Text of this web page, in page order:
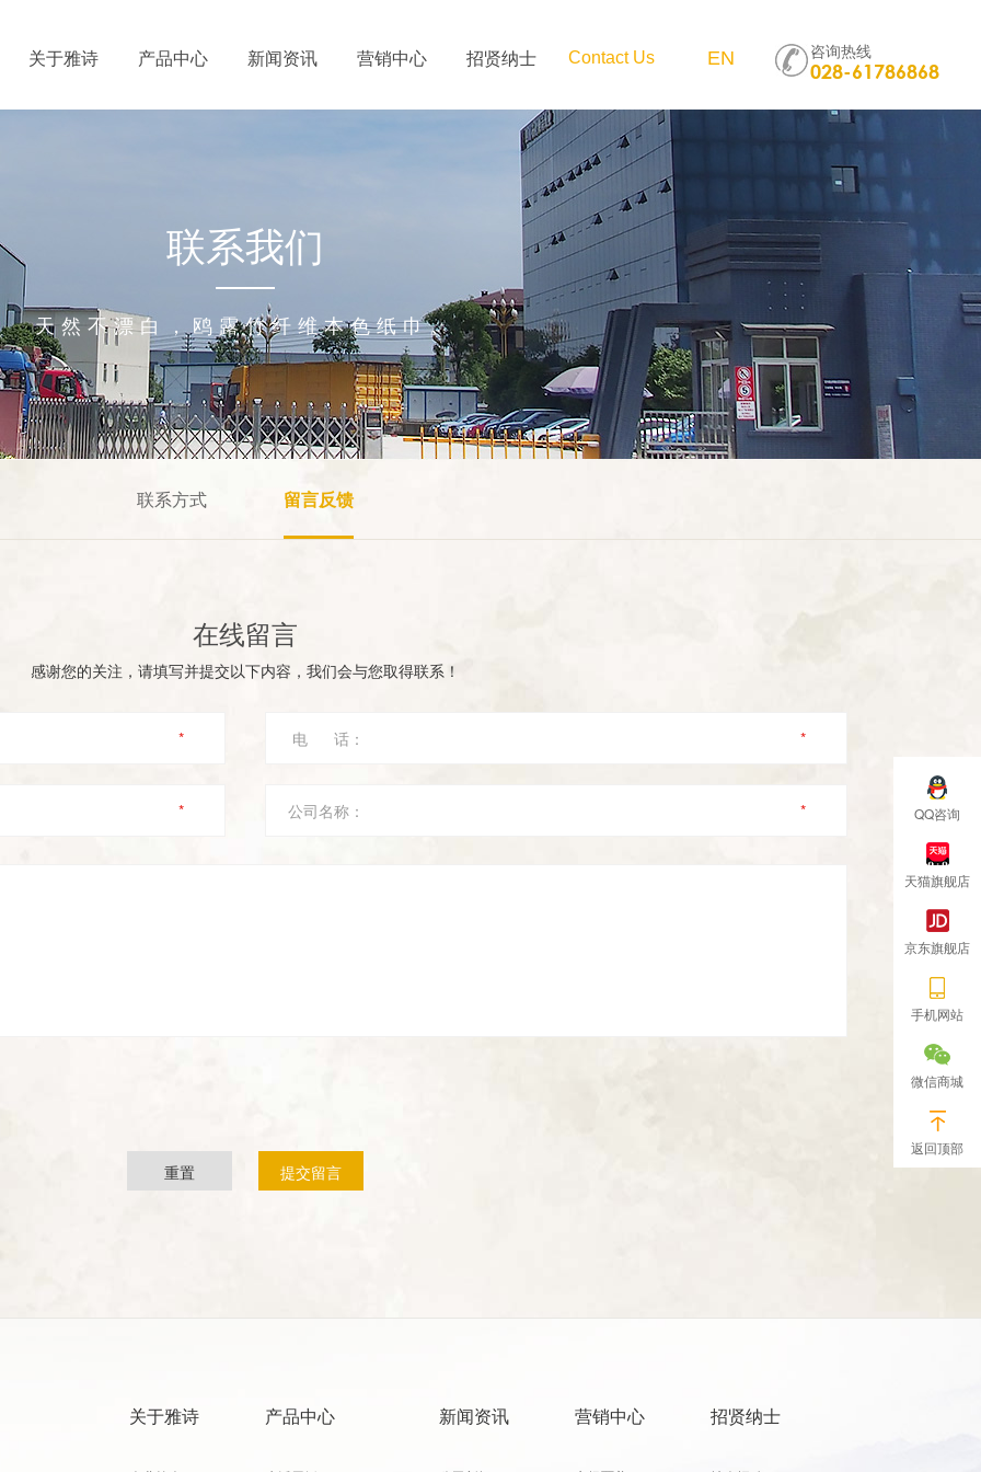
咨询热线
028-61786868
EN
关于雅诗 产品中心 新闻资讯 营销中心 招贤纳士 Contact Us
QQ咨询
天猫旗舰店
京东旗舰店
手机网站
微信商城
返回顶部
联系我们
天然不漂白，鸥露竹纤维本色纸巾。
联系方式 留言反馈
在线留言
感谢您的关注，请填写并提交以下内容，我们会与您取得联系！
* 电 话： *
* 公司名称： *
重置 提交留言
关于雅诗 产品中心 新闻资讯 营销中心 招贤纳士